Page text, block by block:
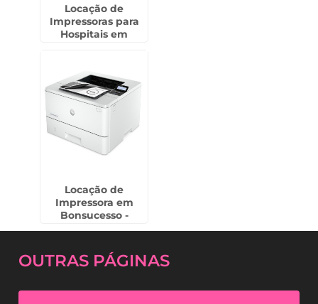
Locação de
Impressoras para
Hospitais em
Locação de
Impressora em
Bonsucesso -
Guarulhos
OUTRAS PÁGINAS